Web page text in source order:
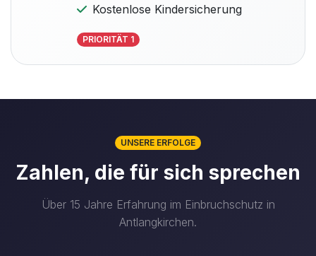
Kostenlose Kindersicherung
PRIORITÄT 1
UNSERE ERFOLGE
Zahlen, die für sich sprechen
Über 15 Jahre Erfahrung im Einbruchschutz in
Antlangkirchen.